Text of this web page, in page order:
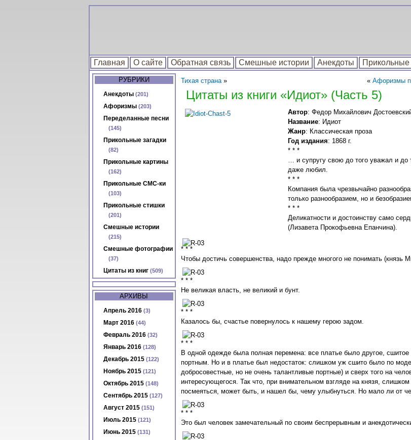
Главная О сайте Обратная связь Смешные истории Анекдоты Прикольные
РУБРИКИ
Анекдоты(201)
Афоризмы(203)
Переделанные песни
(145)
Прикольные загадки
(82)
Прикольные картины
(162)
Прикольные СМС-ки
(103)
Прикольные стишки
(201)
Смешные истории
(215)
Смешные фотографии
(37)
Цитаты из книг(509)
АРХИВЫ
Апрель 2016(3)
Март 2016(44)
Февраль 2016(32)
Январь 2016(128)
Декабрь 2015(122)
Ноябрь 2015(121)
Октябрь 2015(148)
Сентябрь 2015(127)
Август 2015(151)
Июль 2015(121)
Июнь 2015(131)
Тихая страна» « Афоризмы
Цитаты из книги «Идиот» (Часть 5)
Автор: Федор Михайлович
Название: Идиот
Жанр: Классическая проза
Год издания: 1868 г.
* * *
… и супругу свою до того уважал и до
даже любил.
* * *
Компания была чрезвычайно
только разнообразием, но и
* * *
Деликатности и достоинству само
(Лизавета Прокофьевна Епанчина).
* * *
Чтобы достичь совершенства, надо прежде многого не понимать (князь
* * *
Не великая власть, не великий и бунт.
* * *
Казалось бы, счастье повернулось к нашему герою задом.
* * *
В одной одежде была полная перемена: все платье было другое,
портным. Но и в платье был недостаток: слишком уж сшито было по
добросовестные, но не очень талантливые портные) и сверх того на
интересующегося. Так что, при внимательном взгляде на князя,
посмеяться, может быть, и нашел бы, чему улыбнуться. Но мало ли от
* * *
Это был человек замечательный по своим беспрерывным и